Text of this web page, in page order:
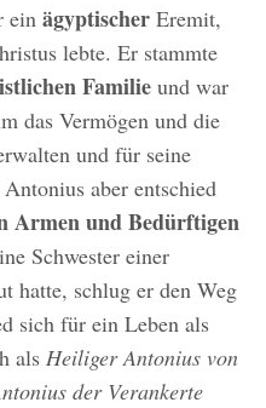
ein ägyptischer Eremit,
lebte. Er stammte
Familie und war
das Vermögen und die
und für seine
aber entschied
Armen und Bedürftigen
Schwester einer
hatte, schlug er den Weg
sich für ein Leben als
als Heiliger Antonius von
der Verankerte